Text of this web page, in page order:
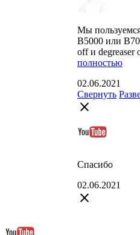
Мы
В5000 или
off и degreaser
полностью
02.06.2021
Свернуть
close
Спасибо
02.06.2021
close